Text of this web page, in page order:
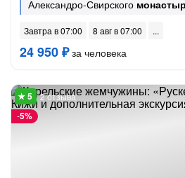
Александро-Свирского
Завтра в 07:00 8 авг в 07:00
24 950 ₽за человека
-5%
2 отзыва